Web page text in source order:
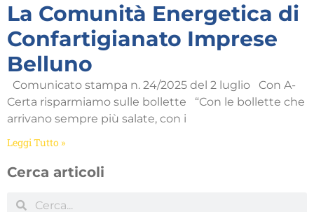
La Comunità Energetica di
Confartigianato Imprese
Belluno
Comunicato stampa n. 24/2025 del 2 luglio Con A-
Certa risparmiamo sulle bollette “Con le bollette che
arrivano sempre più salate, con i
Leggi Tutto »
Cerca articoli